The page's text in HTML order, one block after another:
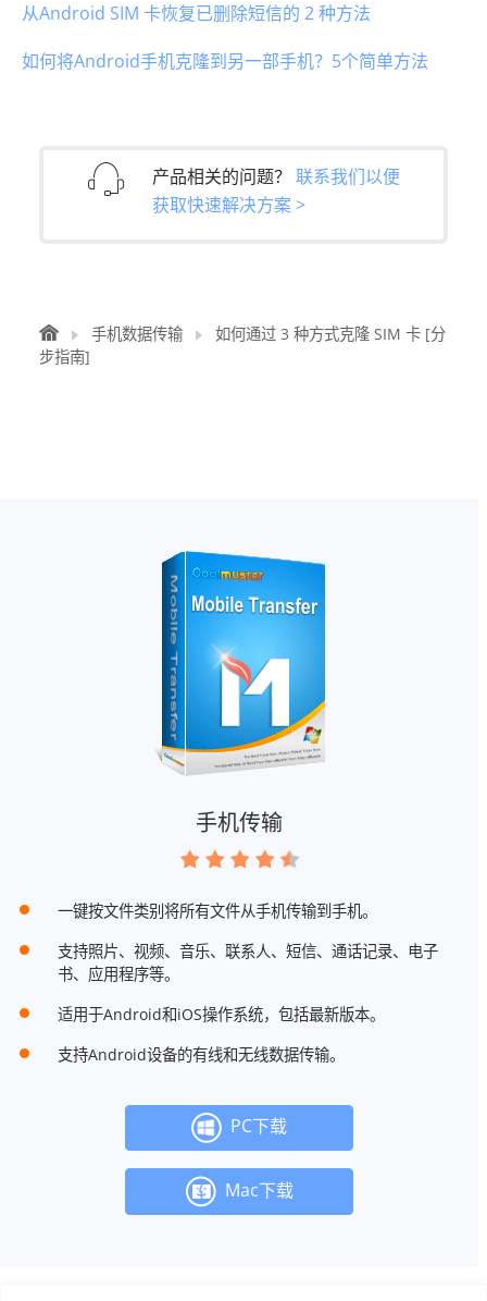
从Android SIM 卡恢复已删除短信的 2 种方法
如何将Android手机克隆到另一部手机？5个简单方法
产品相关的问题？ 联系我们以便
获取快速解决方案 >
手机数据传输
如何通过 3 种方式克隆 SIM 卡 [分
步指南]
手机传输
一键按文件类别将所有文件从手机传输到手机。
支持照片、视频、音乐、联系人、短信、通话记录、电子
书、应用程序等。
适用于Android和iOS操作系统，包括最新版本。
支持Android设备的有线和无线数据传输。
PC下载
Mac下载